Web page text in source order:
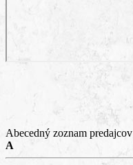
Abecedný zoznam predajcov
A